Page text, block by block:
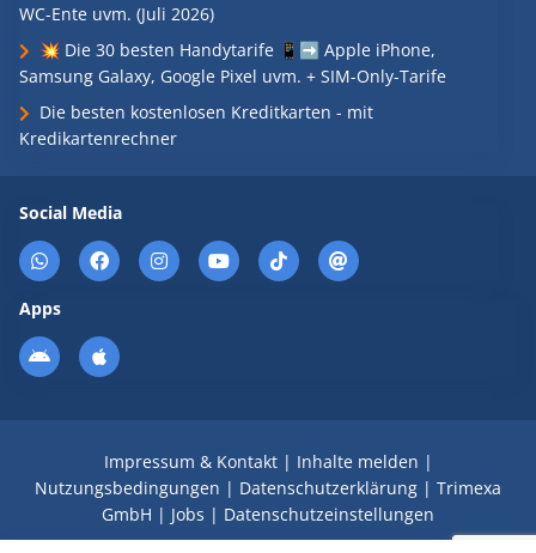
WC-Ente uvm. (Juli 2026)
💥 Die 30 besten Handytarife 📱➡️ Apple iPhone,
Samsung Galaxy, Google Pixel uvm. + SIM-Only-Tarife
Die besten kostenlosen Kreditkarten - mit
Kredikartenrechner
Social Media
Apps
Impressum & Kontakt| Inhalte melden |
Nutzungsbedingungen | Datenschutzerklärung | Trimexa
GmbH | Jobs | Datenschutzeinstellungen